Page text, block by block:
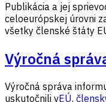
Publikácia a jej
celoeurópskej úrovni
všetky členské štáty
Výročná
Výročná správa
uskutočnili vEÚ,